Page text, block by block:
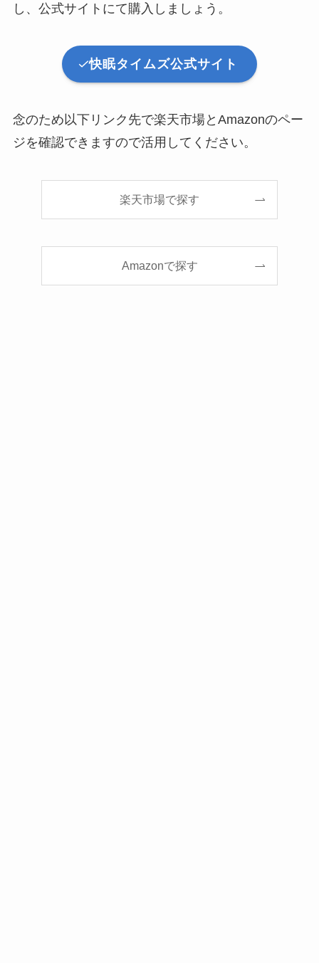
し、公式サイトにて購入しましょう。
快眠タイムズ公式サイト
念のため以下リンク先で楽天市場とAmazonのペー
ジを確認できますので活用してください。
楽天市場で探す
Amazonで探す